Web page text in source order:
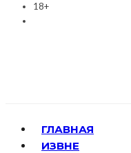
18+
ГЛАВНАЯ
ИЗВНЕ